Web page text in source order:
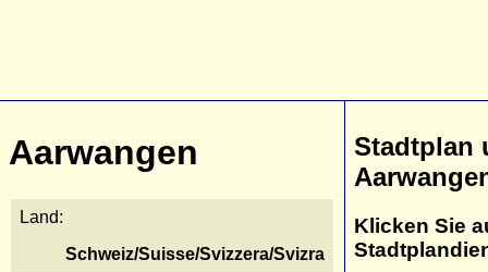
Aarwangen
Land:
Schweiz/Suisse/Svizzera/Svizra
Stadtplan
Klicken Sie